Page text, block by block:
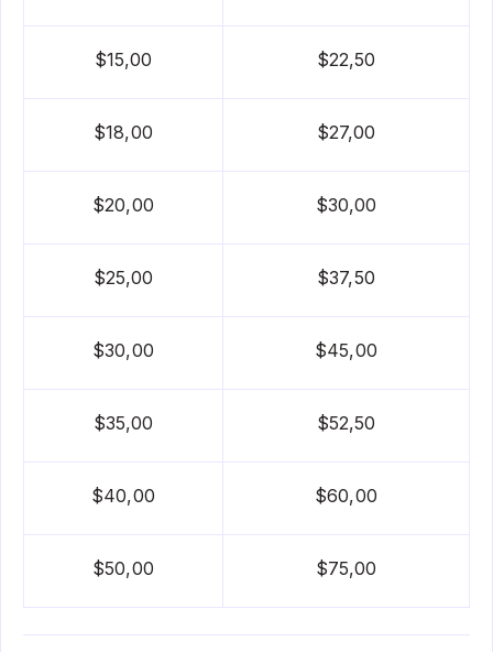
$15,00 $22,50
$18,00 $27,00
$20,00 $30,00
$25,00 $37,50
$30,00 $45,00
$35,00 $52,50
$40,00 $60,00
$50,00 $75,00